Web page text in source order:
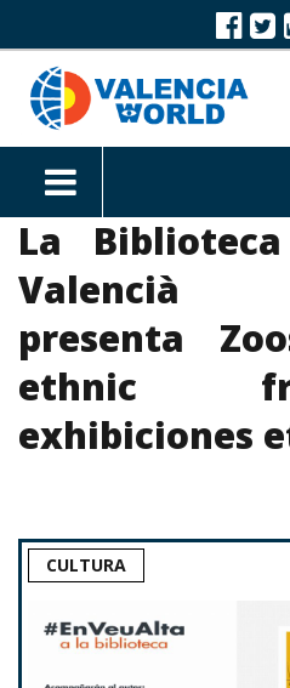
La
Valencià
presenta
ethnic
exhibiciones
CULTURA